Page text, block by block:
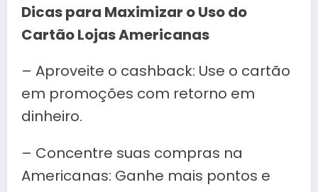
Dicas para Maximizar o Uso do
Cartão Lojas Americanas
– Aproveite o cashback: Use o cartão
em promoções com retorno em
dinheiro.
– Concentre suas compras na
Americanas: Ganhe mais pontos e